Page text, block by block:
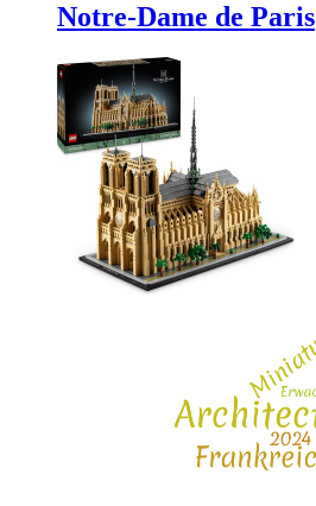
Notre-Dame de Paris